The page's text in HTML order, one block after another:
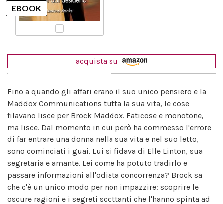
acquista su
Fino a quando gli affari erano il suo unico pensiero e la
Maddox Communications tutta la sua vita, le cose
filavano lisce per Brock Maddox. Faticose e monotone,
ma lisce. Dal momento in cui però ha commesso l'errore
di far entrare una donna nella sua vita e nel suo letto,
sono cominciati i guai. Lui si fidava di Elle Linton, sua
segretaria e amante. Lei come ha potuto tradirlo e
passare informazioni all'odiata concorrenza? Brock sa
che c'è un unico modo per non impazzire: scoprire le
oscure ragioni e i segreti scottanti che l'hanno spinta ad